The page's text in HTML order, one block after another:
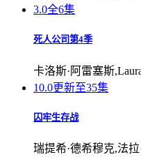
3.0全6集
死人公司第4季
卡洛斯·阿雷塞斯
10.0更新至35集
囚牢生存战
瑞提希·德希穆克,法拉